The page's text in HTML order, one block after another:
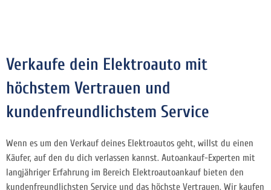
Verkaufe dein Elektroauto mit
höchstem Vertrauen und
kundenfreundlichstem Service
Wenn es um den Verkauf deines Elektroautos geht, willst du einen
Käufer, auf den du dich verlassen kannst. Autoankauf-Experten mit
langjähriger Erfahrung im Bereich Elektroautoankauf bieten den
kundenfreundlichsten Service und das höchste Vertrauen. Wir kaufen